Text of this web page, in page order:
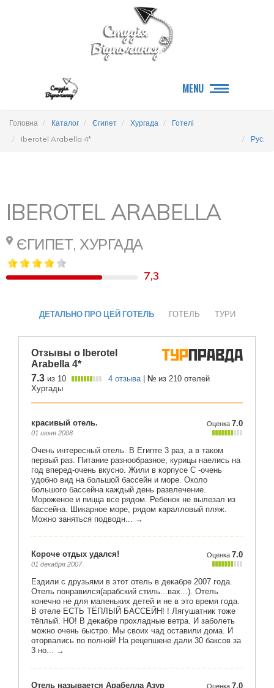
MENU
Головна Каталог Єгипет Хургада
Готелі
Iberotel Arabella 4*
Рус.
IBEROTEL ARABELLA
ЄГИПЕТ, ХУРГАДА
7,3
ДЕТАЛЬНО ПРО ЦЕЙ ГОТЕЛЬ ГОТЕЛЬ ТУРИ